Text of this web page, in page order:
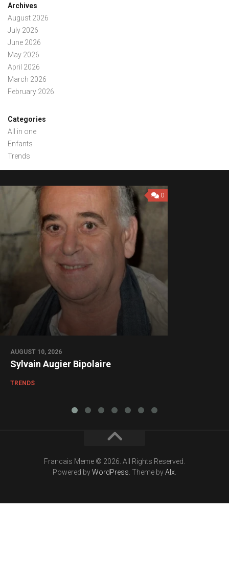
Archives
August 2026
July 2026
June 2026
May 2026
April 2026
March 2026
February 2026
Categories
All in one
Enfants
Trends
0
AUGUST 10, 2026
Sylvain Augier Bipolaire
TRENDS
Francais Meme © 2026. All Rights Reserved.
Powered byWordPress . Theme byAlx